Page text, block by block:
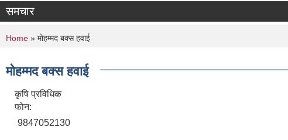
समचार
You are here
Home » मोहम्मद बक्स हवाई
मोहम्मद बक्स हवाई
कृषि प्रविधिक
फोन:
9847052130